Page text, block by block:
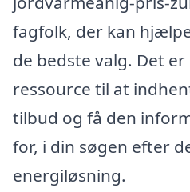
fagfolk, der kan
de bedste valg. Det
ressource til at
tilbud og få den
for, i din søgen efter
energiløsning.